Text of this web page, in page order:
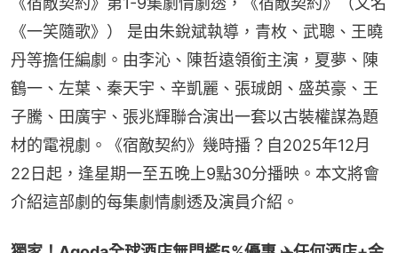
《一笑隨歌》） 是由朱銳斌執導，青枚、武聰、王曉
丹等擔任編劇。由李沁、陳哲遠領銜主演，夏夢、陳
鶴一、左葉、秦天宇、辛凱麗、張珹朗、盛英豪、王
子騰、田廣宇、張兆輝聯合演出一套以古裝權謀為題
材的電視劇。《宿敵契約》幾時播？自2025年12月
22日起，逢星期一至五晚上9點30分播映。本文將會
介紹這部劇的每集劇情劇透及演員介紹。